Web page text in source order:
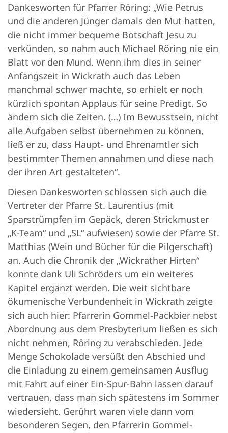
Dankesworten für Pfarrer Röring: „Wie Petrus
und die anderen Jünger damals den Mut hatten,
die nicht immer bequeme Botschaft Jesu zu
verkünden, so nahm auch Michael Röring nie ein
Blatt vor den Mund. Wenn ihm dies in seiner
Anfangszeit in Wickrath auch das Leben
manchmal schwer machte, so erhielt er noch
kürzlich spontan Applaus für seine Predigt. So
ändern sich die Zeiten. (…) Im Bewusstsein, nicht
alle Aufgaben selbst übernehmen zu können,
ließ er zu, dass Haupt- und Ehrenamtler sich
bestimmter Themen annahmen und diese nach
der ihren Art gestalteten“.
Diesen Dankesworten schlossen sich auch die
Vertreter der Pfarre St. Laurentius (mit
Sparstrümpfen im Gepäck, deren Strickmuster
„K-Team“ und „SL“ aufwiesen) sowie der Pfarre St.
Matthias (Wein und Bücher für die Pilgerschaft)
an. Auch die Chronik der „Wickrather Hirten“
konnte dank Uli Schröders um ein weiteres
Kapitel ergänzt werden. Die weit sichtbare
ökumenische Verbundenheit in Wickrath zeigte
sich auch hier: Pfarrerin Gommel-Packbier nebst
Abordnung aus dem Presbyterium ließen es sich
nicht nehmen, Röring zu verabschieden. Jede
Menge Schokolade versüßt den Abschied und
die Einladung zu einem gemeinsamen Ausflug
mit Fahrt auf einer Ein-Spur-Bahn lassen darauf
vertrauen, dass man sich spätestens im Sommer
wiedersieht. Gerührt waren viele dann vom
besonderen Segen, den Pfarrerin Gommel-